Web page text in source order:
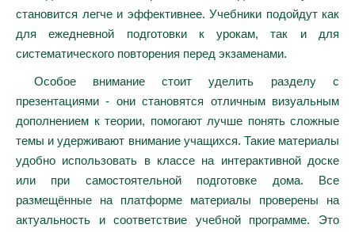
становится легче и эффективнее. Учебники подойдут как
для ежедневной подготовки к урокам, так и для
систематического повторения перед экзаменами.
Особое внимание стоит уделить разделу с
презентациями - они становятся отличным визуальным
дополнением к теории, помогают лучше понять сложные
темы и удерживают внимание учащихся. Такие материалы
удобно использовать в классе на интерактивной доске
или при самостоятельной подготовке дома. Все
размещённые на платформе материалы проверены на
актуальность и соответствие учебной программе. Это